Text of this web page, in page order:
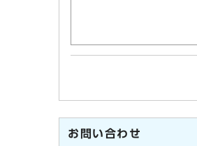
お問い合わせ